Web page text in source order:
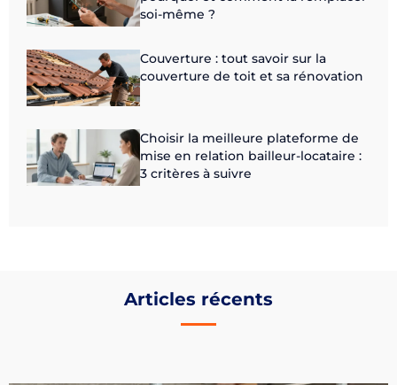
soi-même ?
Couverture : tout savoir sur la
couverture de toit et sa rénovation
Choisir la meilleure plateforme de
mise en relation bailleur-locataire :
3 critères à suivre
Articles récents